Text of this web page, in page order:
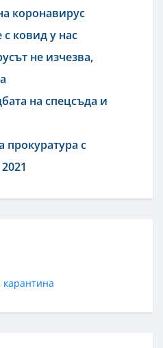
коронавирус
с ковид у нас
не изчезва,
на спецсъда и
прокуратура с
карантина